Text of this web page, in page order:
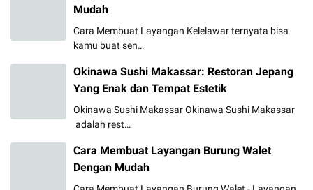
Mudah
Cara Membuat Layangan Kelelawar ternyata bisa
kamu buat sen…
Okinawa Sushi Makassar: Restoran Jepang
Yang Enak dan Tempat Estetik
Okinawa Sushi Makassar Okinawa Sushi Makassar
adalah rest…
Cara Membuat Layangan Burung Walet
Dengan Mudah